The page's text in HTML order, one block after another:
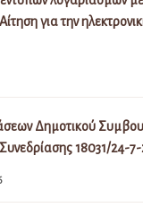
για την
Δημοτικού
Συνεδρίασης 18031/24-